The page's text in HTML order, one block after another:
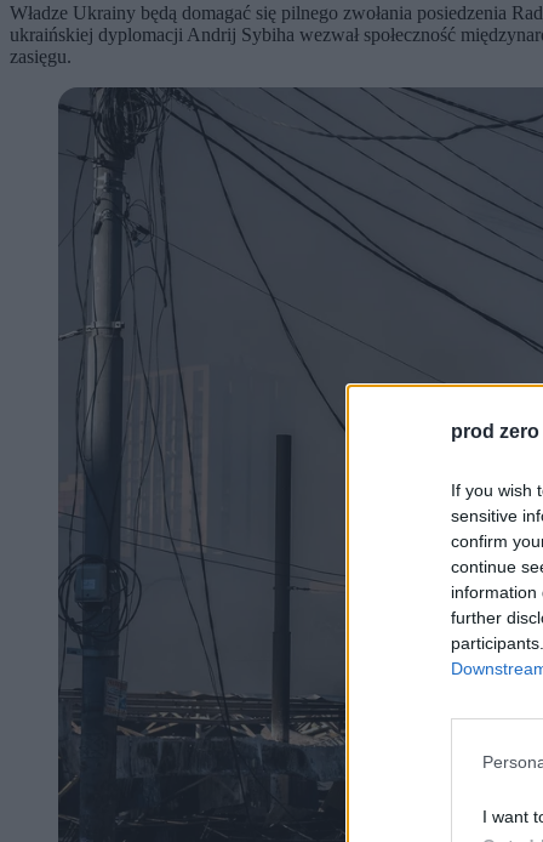
prod zero
If you wish
sensitive
confirm
continue
information
further
I want
Władze Ukrainy będą domagać się pilnego zwołania posiedzenia
ukraińskiej dyplomacji Andrij Sybiha wezwał społeczność
zasięgu.